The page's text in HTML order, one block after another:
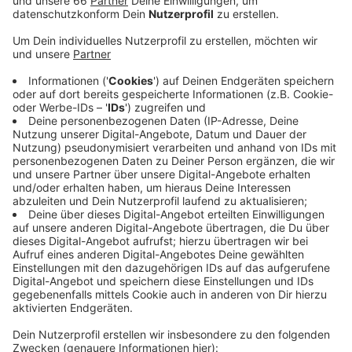
lieber verschieben – das Ansteckungsrisiko sei zu
groß.
Anzeige
Im Zweifelsfall sollte man gemeinsam mit der Praxis
entscheiden, ob ein Arztbesuch nötig ist. In vielen
Praxen werden die hohen hygienischen Standards
betont, so dass es unbedenklich sei, die vereinbarten
Termine wahrzunehmen. Um finanzielle Härten zu
vermeiden werden Krankenkassen jetzt aufgefordert,
die für Krisenzeiten vorgesehenen Mittel an die
betroffenen Praxen auszahlen.